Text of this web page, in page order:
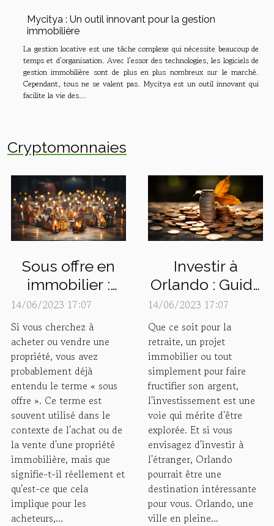
Mycitya : Un outil innovant pour la gestion
immobilière
La gestion locative est une tâche complexe qui nécessite beaucoup de
temps et d'organisation. Avec l'essor des technologies, les logiciels de
gestion immobilière sont de plus en plus nombreux sur le marché.
Cependant, tous ne se valent pas. Mycitya est un outil innovant qui
facilite la vie des...
Cryptomonnaies
Sous offre en
immobilier :
Que signifie
vraiment ce
terme ?
14/06/2023 17:07
Si vous cherchez à
acheter ou vendre une
propriété, vous avez
probablement déjà
entendu le terme « sous
offre ». Ce terme est
souvent utilisé dans le
contexte de l'achat ou de
la vente d'une propriété
immobilière, mais que
signifie-t-il réellement et
qu'est-ce que cela
implique pour les
acheteurs,...
Investir à
Orlando : Guide
pour faire
fructifier votre
argent
14/06/2023 17:07
Que ce soit pour la
retraite, un projet
immobilier ou tout
simplement pour faire
fructifier son argent,
l'investissement est une
voie qui mérite d'être
explorée. Et si vous
envisagez d'investir à
l'étranger, Orlando
pourrait être une
destination intéressante
pour vous. Orlando, une
ville en pleine...